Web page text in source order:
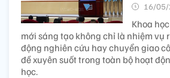
16/05/
Khoa
mới sáng tạo không chỉ là nhiệm vụ
động nghiên cứu hay chuyển giao
đề xuyên suốt trong toàn bộ hoạt
học.